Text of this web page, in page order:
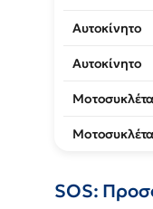
Αυτοκίνητο
Αυτοκίνητο
Μοτοσυκλέτα
Μοτοσυκλέτα
SOS: